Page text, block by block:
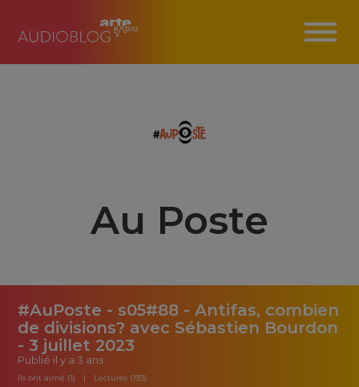
Au Poste
#AuPoste - s05#88 - Antifas, combien
de divisions? avec Sébastien Bourdon
- 3 juillet 2023
Publié il y a 3 ans
Ils ont aimé (1) Lectures (193)